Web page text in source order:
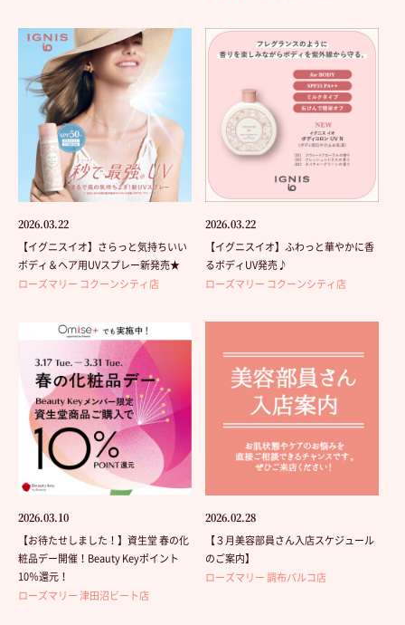
2026.03.22
【イグニスイオ】さらっと気持ちいい
ボディ＆ヘア用UVスプレー新発売★
ローズマリー コクーンシティ店
2026.03.22
【イグニスイオ】ふわっと華やかに香
るボディUV発売♪
ローズマリー コクーンシティ店
2026.03.10
【お待たせしました！】資生堂 春の化
粧品デー開催！Beauty Keyポイント
10％還元！
ローズマリー 津田沼ビート店
2026.02.28
【３月美容部員さん入店スケジュール
のご案内】
ローズマリー 調布パルコ店